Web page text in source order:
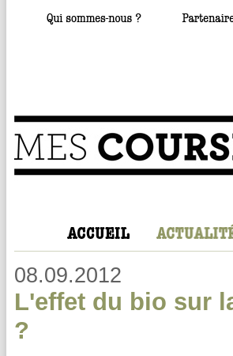
08.09.2012
L'effet du bio sur
?